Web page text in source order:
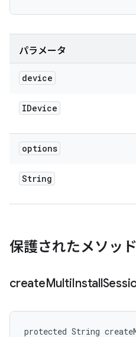
パラメータ
device
IDevice
options
String
保護されたメソッド
createMultiInstall
protected String